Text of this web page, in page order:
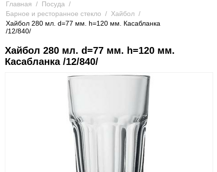
Главная / Посуда /
Барное и ресторанное стекло / Хайбол /
Хайбол 280 мл. d=77 мм. h=120 мм. Касабланка
/12/840/
Хайбол 280 мл. d=77 мм. h=120 мм.
Касабланка /12/840/